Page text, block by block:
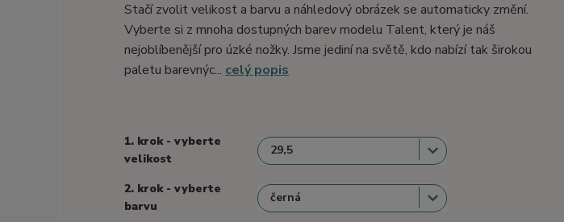
Stačí zvolit velikost a barvu a náhledový obrázek se automaticky změní.
Vyberte si z mnoha dostupných barev modelu Talent, který je náš
nejoblíbenější pro úzké nožky. Jsme jediní na světě, kdo nabízí tak širokou
paletu barevnýc... celý popis
1. krok - vyberte
velikost
2. krok - vyberte
barvu